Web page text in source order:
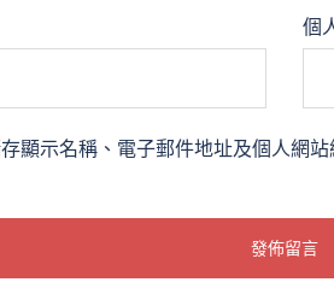
個
顯示名稱、電子郵件地址及個人網